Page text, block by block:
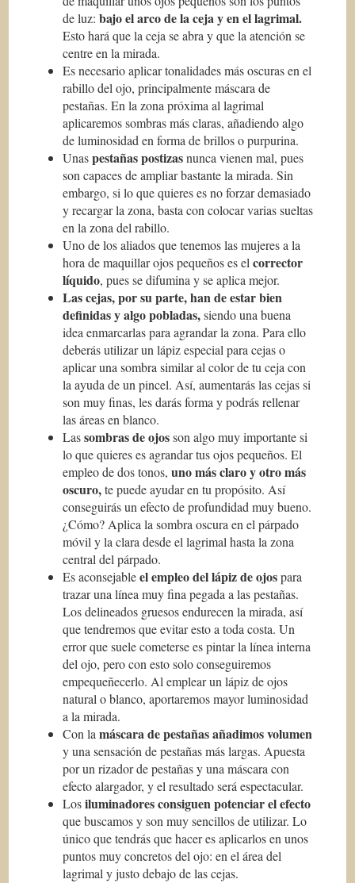
de luz: bajo el arco de la ceja y en el lagrimal.
Esto hará que la ceja se abra y que la atención se
centre en la mirada.
Es necesario aplicar tonalidades más oscuras en el
rabillo del ojo, principalmente máscara de
pestañas. En la zona próxima al lagrimal
aplicaremos sombras más claras, añadiendo algo
de luminosidad en forma de brillos o purpurina.
Unaspestañas postizasnunca vienen mal, pues
son capaces de ampliar bastante la mirada. Sin
embargo, si lo que quieres es no forzar demasiado
y recargar la zona, basta con colocar varias sueltas
en la zona del rabillo.
Uno de los aliados que tenemos las mujeres a la
hora de maquillar ojos pequeños es el corrector
líquido, pues se difumina y se aplica mejor.
Las cejas, por su parte, han de estar bien
definidas y algo pobladas,siendo una buena
idea enmarcarlas para agrandar la zona. Para ello
deberás utilizar un lápiz especial para cejas o
aplicar una sombra similar al color de tu ceja con
la ayuda de un pincel. Así, aumentarás las cejas si
son muy finas, les darás forma y podrás rellenar
las áreas en blanco.
Lassombras de ojosson algo muy importante si
lo que quieres es agrandar tus ojos pequeños. El
empleo de dos tonos, uno más claro y otro más
oscuro,te puede ayudar en tu propósito. Así
conseguirás un efecto de profundidad muy bueno.
¿Cómo? Aplica la sombra oscura en el párpado
móvil y la clara desde el lagrimal hasta la zona
central del párpado.
Es aconsejableel empleo del lápiz de ojospara
trazar una línea muy fina pegada a las pestañas.
Los delineados gruesos endurecen la mirada, así
que tendremos que evitar esto a toda costa. Un
error que suele cometerse es pintar la línea interna
del ojo, pero con esto solo conseguiremos
empequeñecerlo. Al emplear un lápiz de ojos
natural o blanco, aportaremos mayor luminosidad
a la mirada.
Con lamáscara de pestañas añadimos volumen
y una sensación de pestañas más largas. Apuesta
por un rizador de pestañas y una máscara con
efecto alargador, y el resultado será espectacular.
Losiluminadores consiguen potenciar el efecto
que buscamos y son muy sencillos de utilizar. Lo
único que tendrás que hacer es aplicarlos en unos
puntos muy concretos del ojo: en el área del
lagrimal y justo debajo de las cejas.